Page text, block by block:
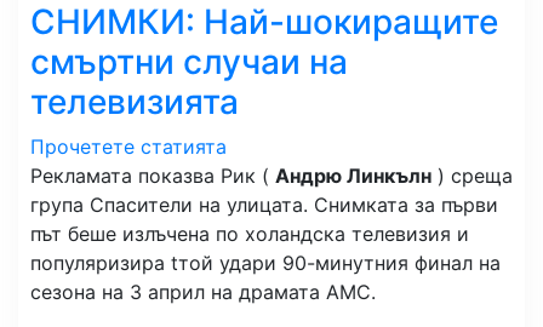
СНИМКИ: Най-шокиращите
смъртни случаи на
телевизията
Прочетете статията
Рекламата показва Рик ( Андрю Линкълн ) среща
група Спасители на улицата. Снимката за първи
път беше излъчена по холандска телевизия и
популяризира tтой удари 90-минутния финал на
сезона на 3 април на драмата AMC.